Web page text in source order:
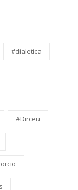
#dialetica
#Dirceu